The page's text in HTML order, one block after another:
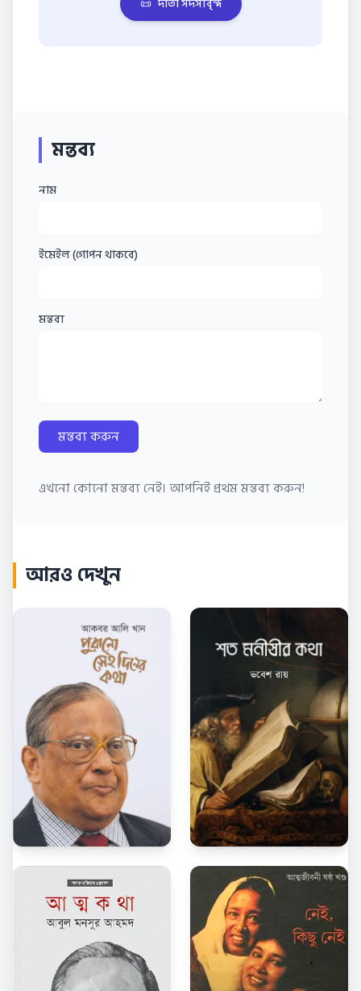
মন্তব্য
নাম
ইমেইল (গোপন থাকবে)
মন্তব্য
মন্তব্য করুন
এখনো কোনো মন্তব্য নেই। আপনিই প্রথম মন্তব্য করুন!
আরও দেখুন